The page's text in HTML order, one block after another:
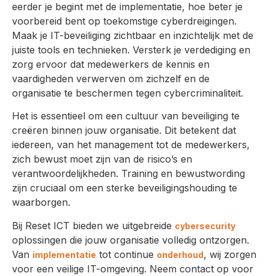
eerder je begint met de implementatie, hoe beter je
voorbereid bent op toekomstige cyberdreigingen.
Maak je IT-beveiliging zichtbaar en inzichtelijk met de
juiste tools en technieken. Versterk je verdediging en
zorg ervoor dat medewerkers de kennis en
vaardigheden verwerven om zichzelf en de
organisatie te beschermen tegen cybercriminaliteit.
Het is essentieel om een cultuur van beveiliging te
creëren binnen jouw organisatie. Dit betekent dat
iedereen, van het management tot de medewerkers,
zich bewust moet zijn van de risico’s en
verantwoordelijkheden. Training en bewustwording
zijn cruciaal om een sterke beveiligingshouding te
waarborgen.
Bij Reset ICT bieden we uitgebreide cybersecurity
oplossingen die jouw organisatie volledig ontzorgen.
Van implementatie tot continue onderhoud, wij zorgen
voor een veilige IT-omgeving. Neem contact op voor